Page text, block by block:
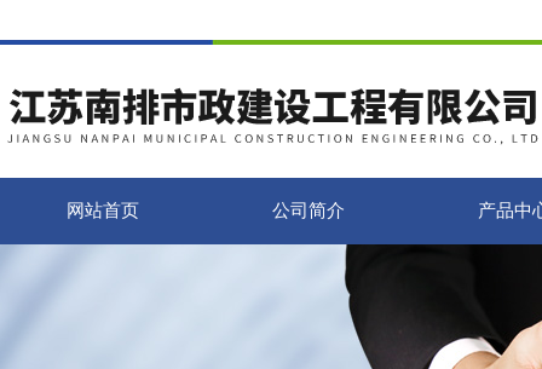
网站首页 公司简介 产品中